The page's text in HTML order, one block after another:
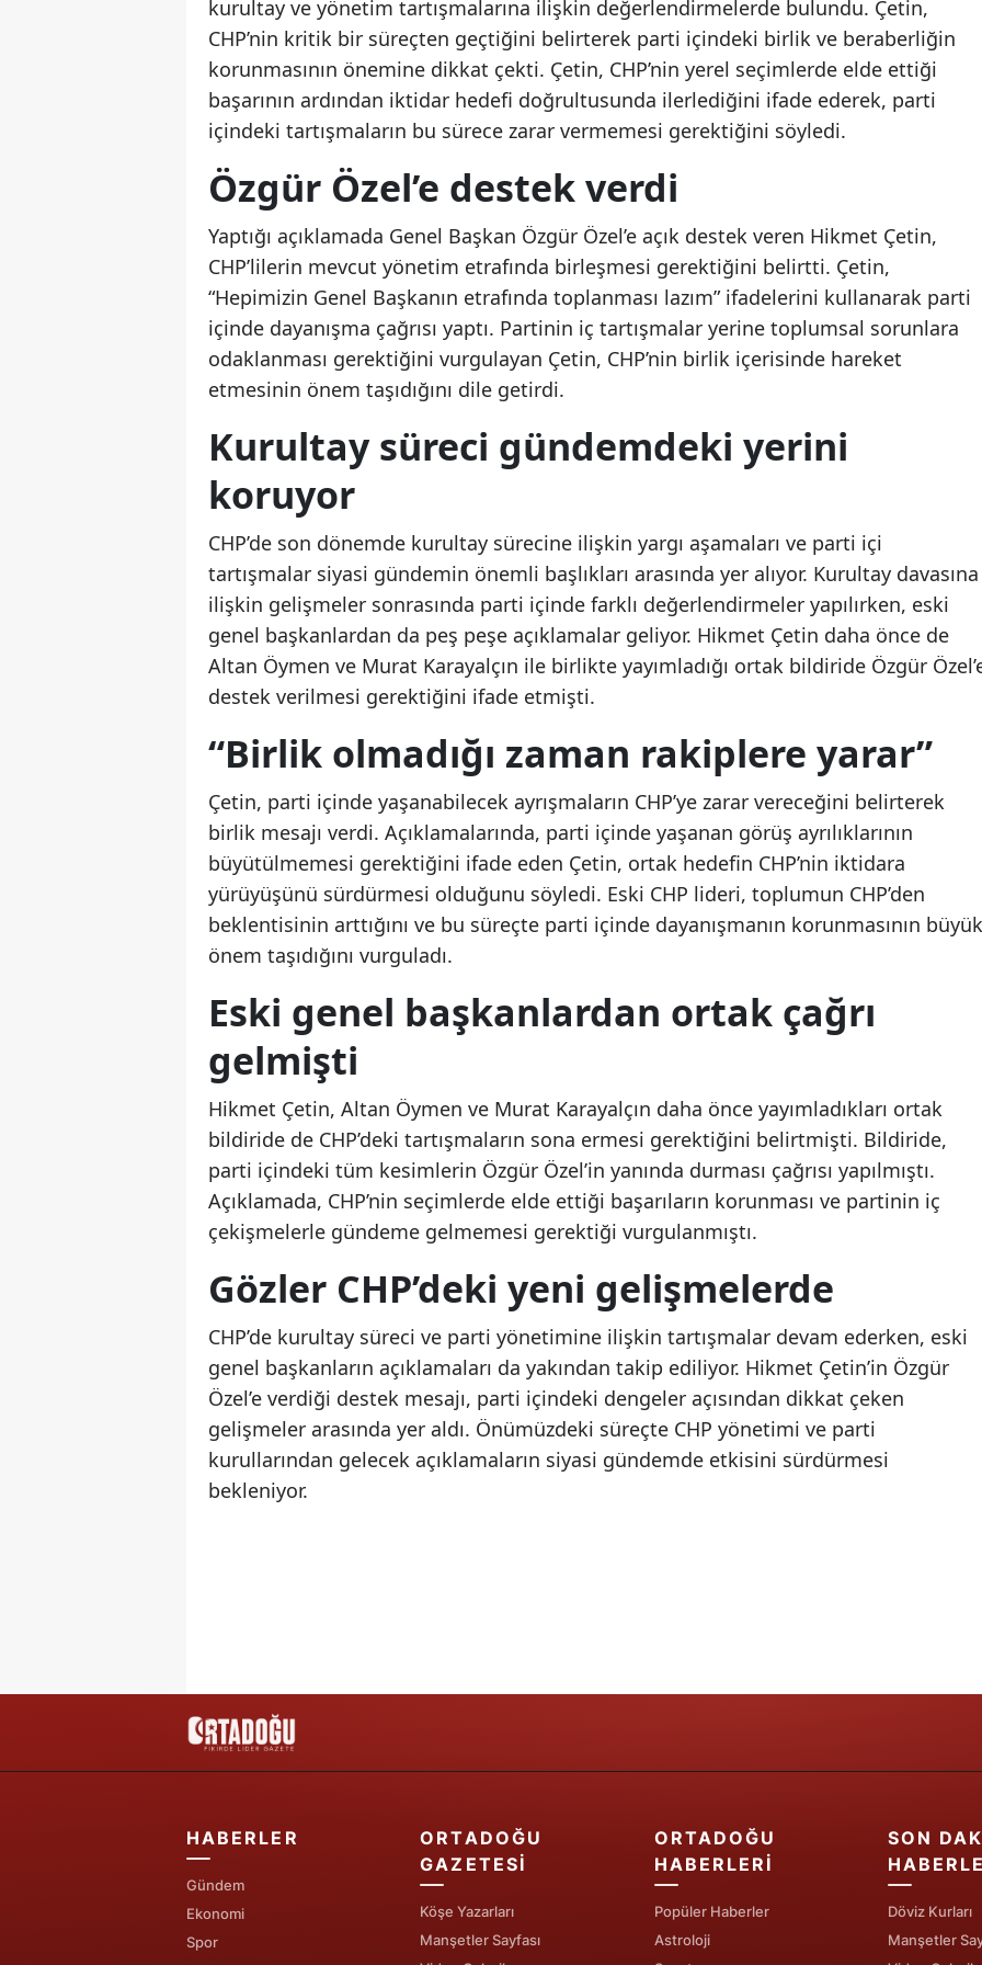
Mersin
İstanbul
Kayseri
Kırklareli
Kırşehir
Konya
Manisa
Kahramanmaraş
Mardin
Muş
Nevşehir
Niğde
Ordu
Rize
Samsun
Sinop
Sivas
Tekirdağ
Tokat
Trabzon
Tunceli
Şanlıurfa
Uşak
Van
Karaman
Ardahan
kurultay ve yönetim tartışmalarına ilişkin değerlendirmelerde bulundu. Çetin,
CHP’nin kritik bir süreçten geçtiğini belirterek parti içindeki birlik ve beraberliğin
korunmasının önemine dikkat çekti. Çetin, CHP’nin yerel seçimlerde elde ettiği
başarının ardından iktidar hedefi doğrultusunda ilerlediğini ifade ederek, parti
içindeki tartışmaların bu sürece zarar vermemesi gerektiğini söyledi.
Özgür Özel’e destek verdi
Yaptığı açıklamada Genel Başkan Özgür Özel’e açık destek veren Hikmet Çetin,
CHP’lilerin mevcut yönetim etrafında birleşmesi gerektiğini belirtti. Çetin,
“Hepimizin Genel Başkanın etrafında toplanması lazım” ifadelerini kullanarak parti
içinde dayanışma çağrısı yaptı. Partinin iç tartışmalar yerine toplumsal sorunlara
odaklanması gerektiğini vurgulayan Çetin, CHP’nin birlik içerisinde hareket
etmesinin önem taşıdığını dile getirdi.
Kurultay süreci gündemdeki yerini
koruyor
CHP’de son dönemde kurultay sürecine ilişkin yargı aşamaları ve parti içi
tartışmalar siyasi gündemin önemli başlıkları arasında yer alıyor. Kurultay davasına
ilişkin gelişmeler sonrasında parti içinde farklı değerlendirmeler yapılırken, eski
genel başkanlardan da peş peşe açıklamalar geliyor. Hikmet Çetin daha önce de
Altan Öymen ve Murat Karayalçın ile birlikte yayımladığı ortak bildiride Özgür
destek verilmesi gerektiğini ifade etmişti.
“Birlik olmadığı zaman rakiplere yarar”
Çetin, parti içinde yaşanabilecek ayrışmaların CHP’ye zarar vereceğini belirterek
birlik mesajı verdi. Açıklamalarında, parti içinde yaşanan görüş ayrılıklarının
büyütülmemesi gerektiğini ifade eden Çetin, ortak hedefin CHP’nin iktidara
yürüyüşünü sürdürmesi olduğunu söyledi. Eski CHP lideri, toplumun CHP’den
beklentisinin arttığını ve bu süreçte parti içinde dayanışmanın korunmasının büyük
önem taşıdığını vurguladı.
Eski genel başkanlardan ortak çağrı
gelmişti
Hikmet Çetin, Altan Öymen ve Murat Karayalçın daha önce yayımladıkları ortak
bildiride de CHP’deki tartışmaların sona ermesi gerektiğini belirtmişti. Bildiride,
parti içindeki tüm kesimlerin Özgür Özel’in yanında durması çağrısı yapılmıştı.
Açıklamada, CHP’nin seçimlerde elde ettiği başarıların korunması ve partinin iç
çekişmelerle gündeme gelmemesi gerektiği vurgulanmıştı.
Gözler CHP’deki yeni gelişmelerde
CHP’de kurultay süreci ve parti yönetimine ilişkin tartışmalar devam ederken, eski
genel başkanların açıklamaları da yakından takip ediliyor. Hikmet Çetin’in Özgür
Özel’e verdiği destek mesajı, parti içindeki dengeler açısından dikkat çeken
gelişmeler arasında yer aldı. Önümüzdeki süreçte CHP yönetimi ve parti
kurullarından gelecek açıklamaların siyasi gündemde etkisini sürdürmesi
bekleniyor.
Aydın'daki orman yangını:
"Söndürme çalışmaları
sürüyor"
Aydın'daki orman
"Söndürme çalışmaları
sürüyor"
HABERLER
Gündem
Ekonomi
Spor
ORTADOĞU
GAZETESI
Köşe Yazarları
Manşetler Sayfası
ORTADOĞU
HABERLERI
Popüler Haberler
Astroloji
SON
Döviz Kurları
Manşetler